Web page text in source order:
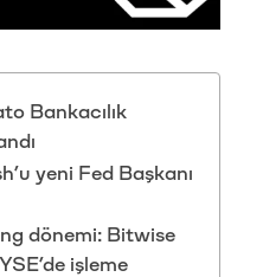
Bankacılık
yeni Fed Başkanı
dönemi: Bitwise
işleme